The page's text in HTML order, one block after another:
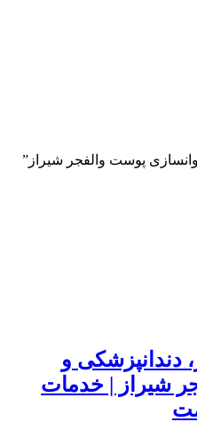
پوست والفجر شیراز”
دندانپزشکی و
شیراز | خدمات